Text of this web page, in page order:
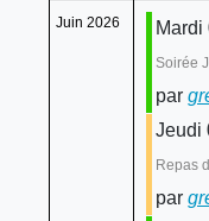
Juin 2026 Mardi
Soirée
par
Jeudi
Repas
par